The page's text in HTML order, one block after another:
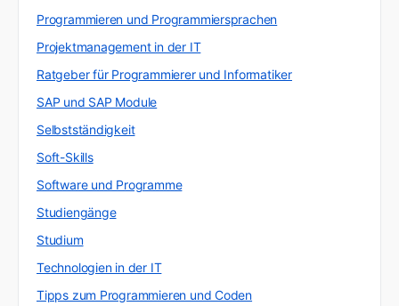
Programmieren und Programmiersprachen
Projektmanagement in der IT
Ratgeber für Programmierer und Informatiker
SAP und SAP Module
Selbstständigkeit
Soft-Skills
Software und Programme
Studiengänge
Studium
Technologien in der IT
Tipps zum Programmieren und Coden